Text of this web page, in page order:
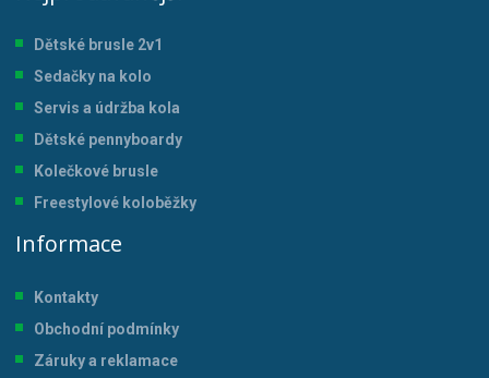
Dětské brusle 2v1
Sedačky na kolo
Servis a údržba kola
Dětské pennyboardy
Kolečkové brusle
Freestylové koloběžky
Informace
Kontakty
Obchodní podmínky
Záruky a reklamace